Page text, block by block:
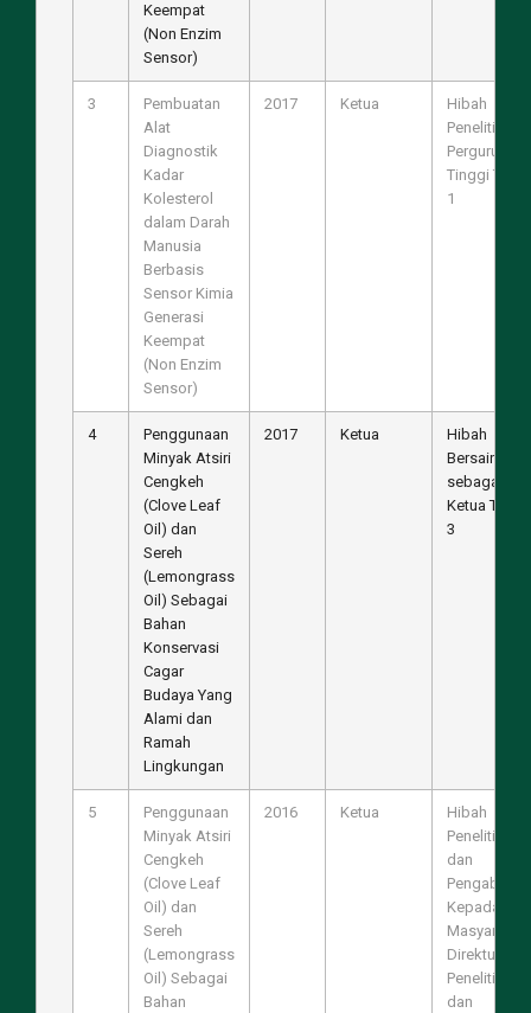
Keempat
(Non Enzim
Sensor)
3
Pembuatan
Alat
Diagnostik
Kadar
Kolesterol
dalam Darah
Manusia
Berbasis
Sensor Kimia
Generasi
Keempat
(Non Enzim
Sensor)
2017 Ketua
Hibah
Penelitian
Perguruan
Tinggi
1
4
Penggunaan
Minyak Atsiri
Cengkeh
(Clove Leaf
Oil) dan
Sereh
(Lemongrass
Oil) Sebagai
Bahan
Konservasi
Cagar
Budaya Yang
Alami dan
Ramah
Lingkungan
2017 Ketua
Hibah
Bersaing
sebagai
Ketua Tahun
3
5
Penggunaan
Minyak Atsiri
Cengkeh
(Clove Leaf
Oil) dan
Sereh
(Lemongrass
Oil) Sebagai
Bahan
2016 Ketua
Hibah
Penelitian
dan
Pengabdian
Kepada
Masyarakat,
Direktur
Penelitian
dan